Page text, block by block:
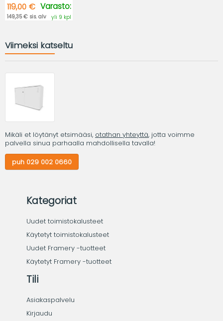
119,00 €
149,35 € sis. alv
Varasto:
yli 9 kpl
Viimeksi katseltu
Mikäli et löytänyt etsimääsi, otathan yhteyttä, jotta voimme
palvella sinua parhaalla mahdollisella tavalla!
puh 029 002 0660
Kategoriat
Uudet toimistokalusteet
Käytetyt toimistokalusteet
Uudet Framery -tuotteet
Käytetyt Framery -tuotteet
Tili
Asiakaspalvelu
Kirjaudu